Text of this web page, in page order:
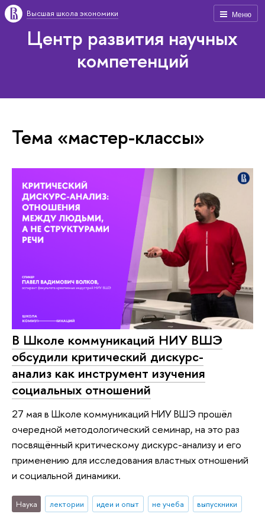
Меню
Высшая школа экономики
Центр развития научных
компетенций
Тема «мастер-классы»
В Школе коммуникаций НИУ ВШЭ
обсудили критический дискурс-
анализ как инструмент изучения
социальных отношений
27 мая в Школе коммуникаций НИУ ВШЭ прошёл
очередной методологический семинар, на это раз
посвящённый критическому дискурс-анализу и его
применению для исследования властных отношений
и социальной динамики.
Наука лектории идеи и опыт не учеба
выпускники